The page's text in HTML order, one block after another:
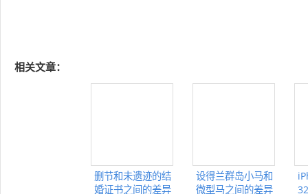
相关文章：
删节和未遗迹的结
婚证书之间的差异
设得兰群岛小马和
微型马之间的差异